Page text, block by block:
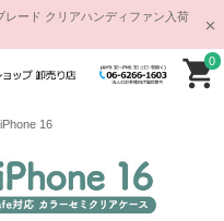
ード クリアハンディファン入荷
0
iPhone 16